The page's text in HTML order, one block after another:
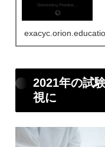
2021年の試
視に